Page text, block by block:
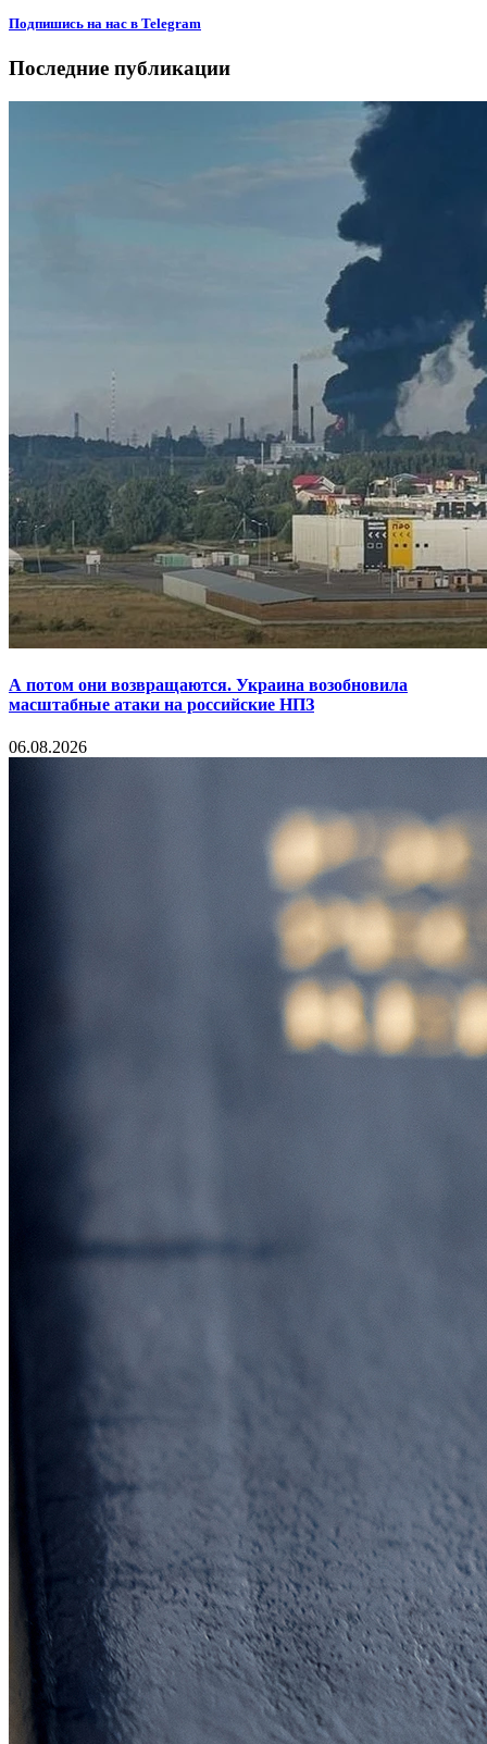
Подпишиcь на нас в Telegram
Последние публикации
А потом они возвращаются. Украина возобновила
масштабные атаки на российские НПЗ
06.08.2026